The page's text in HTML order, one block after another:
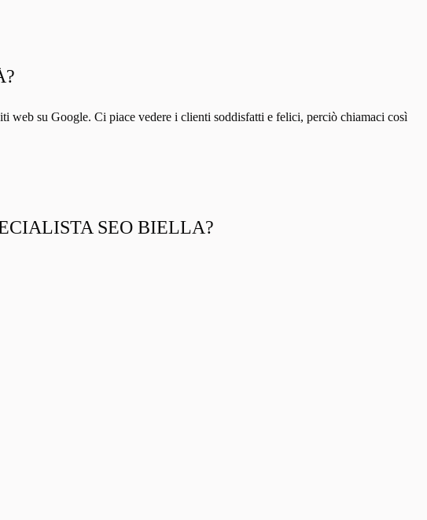
su Google. Ci piace vedere i clienti soddisfatti e felici, perciò chiamaci così
SEO BIELLA?